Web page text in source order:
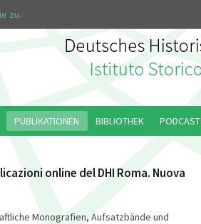
zu.
online del DHI Roma. Nuova
Monografien, Aufsatzbände und
PUBLIKATIONEN BIBLIOTHEK PODCAST